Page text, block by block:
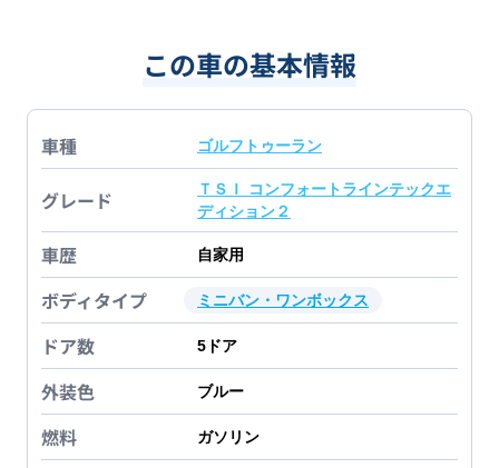
この車の基本情報
車種 ゴルフトゥーラン
グレード
ＴＳＩ コンフォートラインテックエ
ディション２
車歴 自家用
ボディタイプ ミニバン・ワンボックス
ドア数 5 ドア
外装色 ブルー
燃料 ガソリン